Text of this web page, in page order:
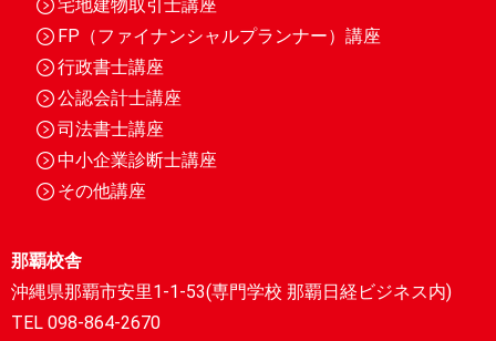
宅地建物取引士講座
FP（ファイナンシャルプランナー）講座
行政書士講座
公認会計士講座
司法書士講座
中小企業診断士講座
その他講座
那覇校舎
沖縄県那覇市安里1-1-53(専門学校 那覇日経ビジネス内)
TEL 098-864-2670